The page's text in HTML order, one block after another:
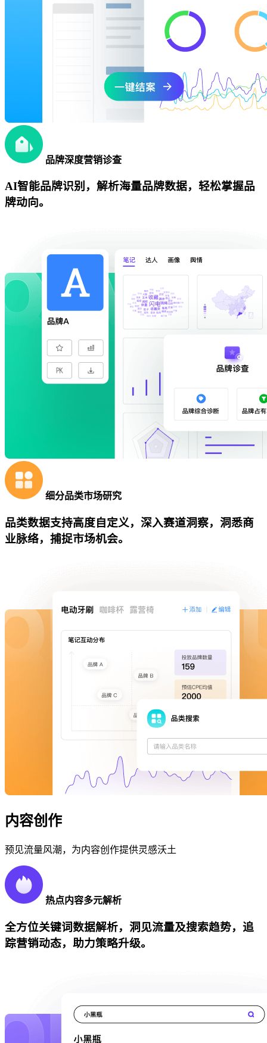
品牌深度营销诊查
AI智能品牌识别，解析海量品牌数据，轻松掌握品
牌动向。
细分品类市场研究
品类数据支持高度自定义，深入赛道洞察，洞悉商
业脉络，捕捉市场机会。
内容创作
预见流量风潮，为内容创作提供灵感沃土
热点内容多元解析
全方位关键词数据解析，洞见流量及搜索趋势，追
踪营销动态，助力策略升级。